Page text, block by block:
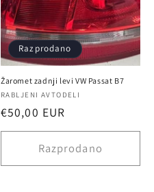
Razprodano
Žaromet zadnji levi VW Passat B7
Ponudnik:
RABLJENI AVTODELI
Redna
cena
€50,00 EUR
Razprodano